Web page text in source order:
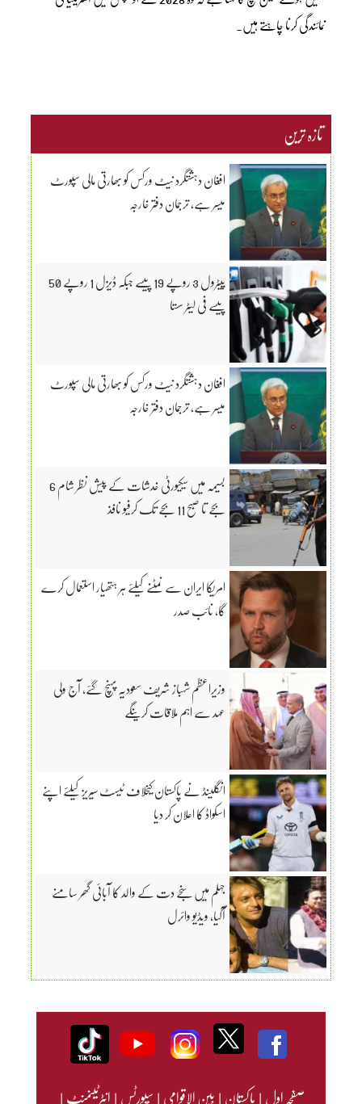
نمائندگی کرنا چاہتے ہیں۔
تازہ ترین
افغان دہشتگرد نیٹ ورکس کو بھارتی مالی سپورٹ
میسر ہے، ترجمان دفتر خارجہ
پیٹرول 3 روپے 19 پیسے جبکہ ڈیزل 1 روپے 50
پیسے فی لیٹر سستا
افغان دہشتگرد نیٹ ورکس کو بھارتی مالی سپورٹ
میسر ہے، ترجمان دفتر خارجہ
بسیمہ میں سیکیورٹی خدشات کے پیش نظر شام 6
بجے تا صبح 11 بجے تک کرفیو نافذ
امریکا ایران سے نمٹنے کیلئے ہر ہتھیار استعمال کرے
گا، نائب صدر
وزیراعظم شہباز شریف سعودیہ پہنچ گئے، آج ولی
عہد سے اہم ملاقات کرینگے
انگلینڈ نے پاکستان کیخلاف ٹیسٹ سیریز کیلئے اپنے
اسکواڈ کا اعلان کر دیا
جہلم میں سنجے دت کے والد کا آبائی گھر سامنے
آگیا، ویڈیو وائرل